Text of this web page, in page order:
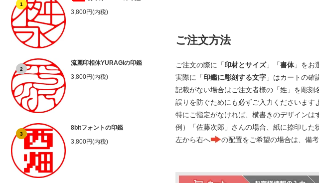
1
3,800円(内税)
2
流麗印相体YURAGIの印鑑
3,800円(内税)
3
8bitフォントの印鑑
3,800円(内税)
ご注文方法
ご注文の際に「印材とサイズ」「書体」をお
実際に「印鑑に彫刻する文字 」はカートの確
記載がない場合はご注文者様の「姓」を彫刻
誤りを防ぐためにも必ずご入力くださいます
特にご指定がなければ、横書きのデザインは
例）「佐藤次郎」さんの場合、紙に捺印した
左から右へ
の配置をご希望の場合は、備